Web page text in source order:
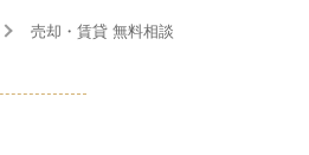
売却・賃貸 無料相談